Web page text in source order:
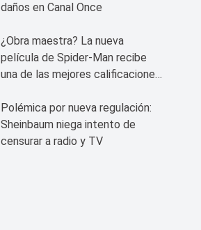
daños en Canal Once
¿Obra maestra? La nueva
película de Spider-Man recibe
una de las mejores calificaciones
Polémica por nueva regulación:
Sheinbaum niega intento de
censurar a radio y TV